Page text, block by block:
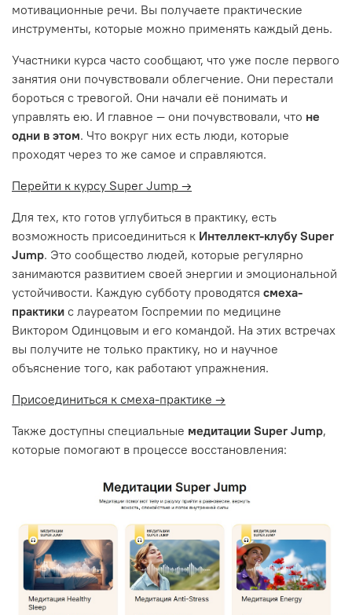
мотивационные речи. Вы получаете практические
инструменты, которые можно применять каждый день.
Участники курса часто сообщают, что уже после первого
занятия они почувствовали облегчение. Они перестали
бороться с тревогой. Они начали её понимать и
управлять ею. И главное — они почувствовали, что не
одни в этом. Что вокруг них есть люди, которые
проходят через то же самое и справляются.
Перейти к курсу Super Jump →
Для тех, кто готов углубиться в практику, есть
возможность присоединиться к Интеллект-клубу Super
Jump. Это сообщество людей, которые регулярно
занимаются развитием своей энергии и эмоциональной
устойчивости. Каждую субботу проводятся смеха-
практики с лауреатом Госпремии по медицине
Виктором Одинцовым и его командой. На этих встречах
вы получите не только практику, но и научное
объяснение того, как работают упражнения.
Присоединиться к смеха-практике →
Также доступны специальные медитации Super Jump,
которые помогают в процессе восстановления: